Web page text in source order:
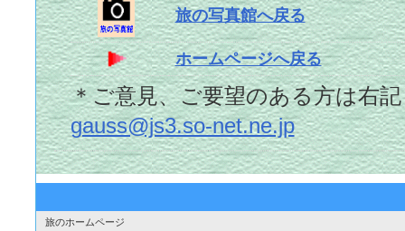
旅の写真館へ戻る
ホームページへ戻る
＊ご意見、ご要望のある方は右
gauss@js3.so-net.ne.jp
旅のホームページ